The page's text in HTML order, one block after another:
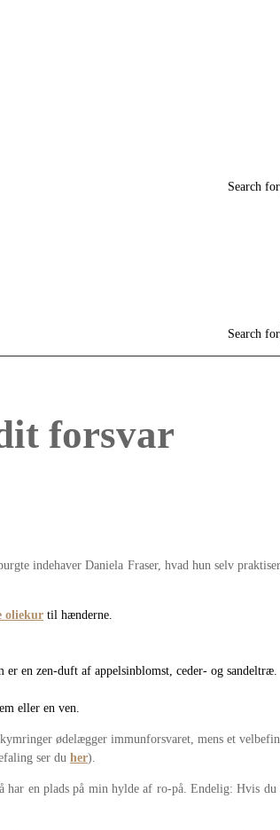
Search
Search
forsvar
indehaver Daniela Fraser, hvad hun selv
oliekur til hænderne.
er en zen-duft af appelsinblomst, ceder- og sandeltræ.
eller en ven.
ødelægger immunforsvaret, mens et
ser du her).
har en plads på min hylde af ro-på. Endelig: Hvis